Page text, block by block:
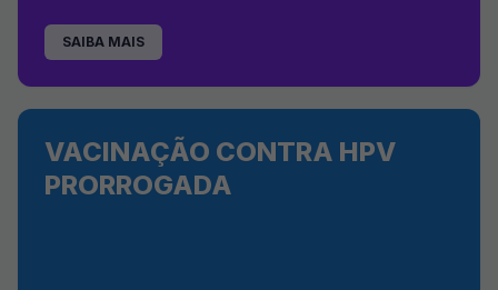
SAIBA MAIS
VACINAÇÃO CONTRA HPV
PRORROGADA